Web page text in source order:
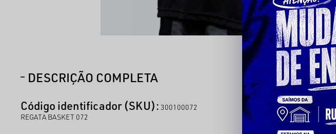
DESCRIÇÃO COMPLETA
Código identificador (SKU): 300100072
REGATA BASKET 072